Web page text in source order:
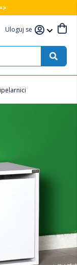
Uloguj se